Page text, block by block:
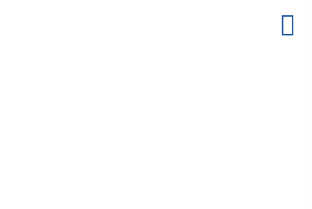
IHR VERSICHERUNGSMAKLER IN BERLIN